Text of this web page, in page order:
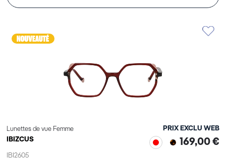
Lunettes de vue Femme
IBIZCUS
IBI2605
PRIX EXCLU WEB
169,00 €